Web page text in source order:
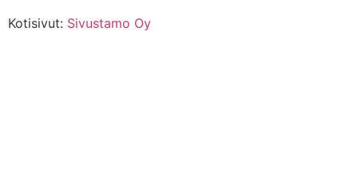
Kotisivut: Sivustamo Oy